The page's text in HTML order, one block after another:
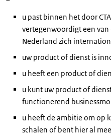
u past binnen het door
vertegenwoordigt een
Nederland zich
uw product of dienst is
u heeft een product of
u kunt uw product of
functionerend
u heeft de ambitie om op
schalen of bent hier al